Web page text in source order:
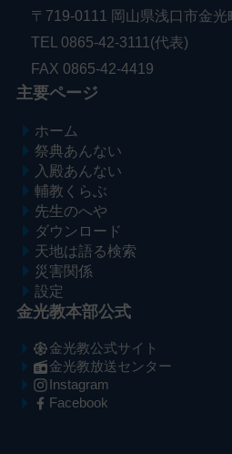
〒719-0111 岡山県浅口市金光
TEL 0865-42-3111(代表)
FAX 0865-42-4419
主要ページ
ホーム
祭典あんない
入殿あんない
輔教くらぶ
先生のへや
ダウンロード
天地は語る検索
災害関係
設定
金光教本部公式
金光教公式サイト
金光教放送センター
Instagram
Facebook